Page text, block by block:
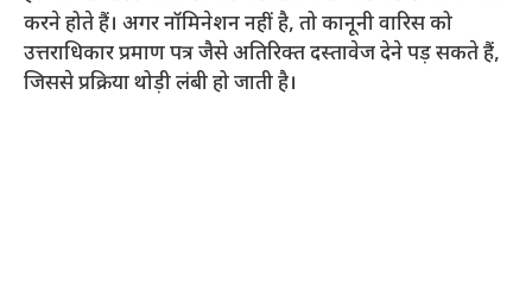
करने होते हैं। अगर नॉमिनेशन नहीं है, तो कानूनी वारिस को
उत्तराधिकार प्रमाण पत्र जैसे अतिरिक्त दस्तावेज देने पड़ सकते हैं,
जिससे प्रक्रिया थोड़ी लंबी हो जाती है।